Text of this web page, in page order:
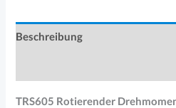
Beschreibung
TRS605 Rotierender